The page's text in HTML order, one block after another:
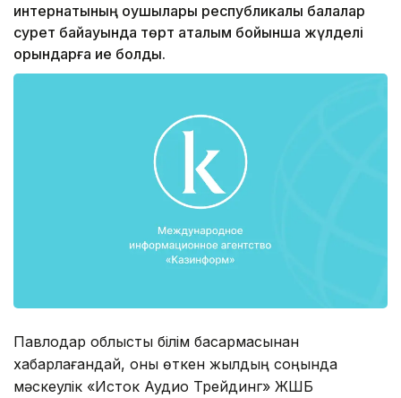
интернатының оқушылары республикалық балалар
сурет байқауында төрт аталым бойынша жүлделі
орындарға ие болды.
Павлодар облыстық білім басқармасынан
хабарлағандай, оны өткен жылдың соңында
мәскеулік «Исток Аудио Трейдинг» ЖШБ